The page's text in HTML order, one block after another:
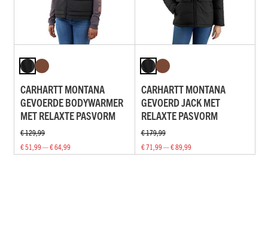
CARHARTT MONTANA
GEVOERDE BODYWARMER
MET RELAXTE PASVORM
€ 129,99
€ 51,99 — € 64,99
CARHARTT MONTANA
GEVOERD JACK MET
RELAXTE PASVORM
€ 179,99
€ 71,99 — € 89,99